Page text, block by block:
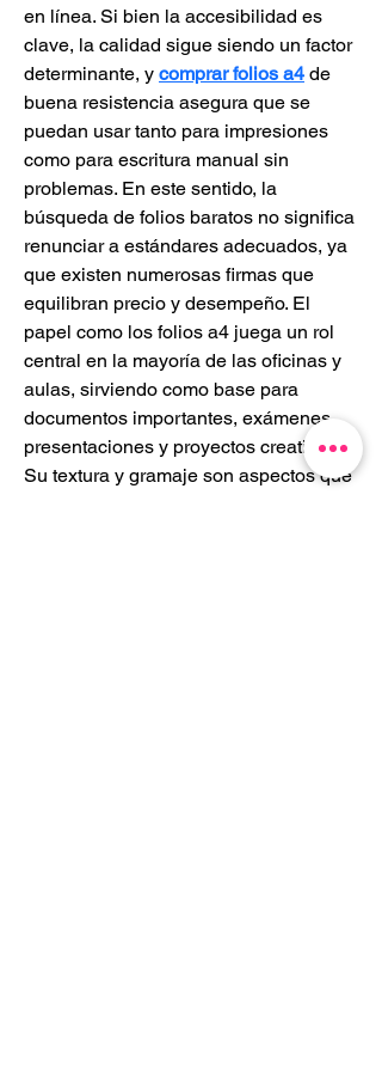
en línea. Si bien la accesibilidad es
clave, la calidad sigue siendo un factor
determinante, y comprar folios a4 de
buena resistencia asegura que se
puedan usar tanto para impresiones
como para escritura manual sin
problemas. En este sentido, la
búsqueda de folios baratos no significa
renunciar a estándares adecuados, ya
que existen numerosas firmas que
equilibran precio y desempeño. El
papel como los folios a4 juega un rol
central en la mayoría de las oficinas y
aulas, sirviendo como base para
documentos importantes, exámenes,
presentaciones y proyectos creativos.
Su textura y gramaje son aspectos que